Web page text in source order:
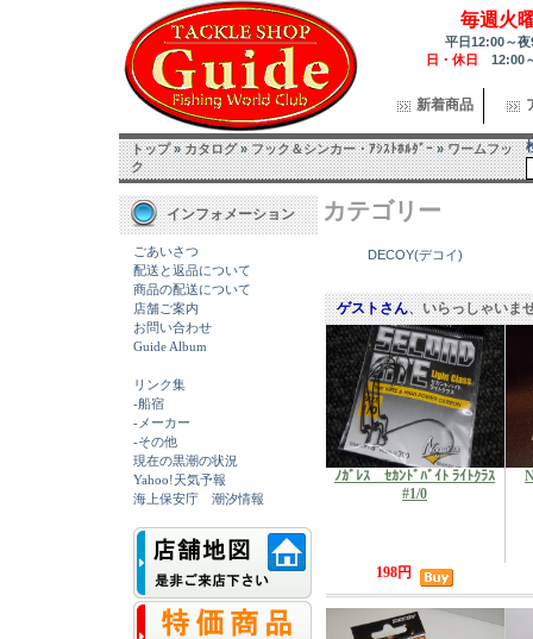
毎週火
平日12:00～
日・休日 12:00
新着商品
トップ»カタログ»フック＆シンカー・ｱｼｽﾄﾎﾙﾀﾞｰ»ワームフッ
ク
インフォメーション
ごあいさつ
配送と返品について
商品の配送について
店舗ご案内
お問い合わせ
Guide Album
リンク集
-船宿
-メーカー
-その他
現在の黒潮の状況
Yahoo!天気予報
海上保安庁 潮汐情報
カテゴリー
DECOY(デコイ)
ゲストさん、いらっしゃいま
ﾉｶﾞﾚｽ ｾｶﾝﾄﾞﾊﾞｲﾄ ﾗｲﾄｸﾗｽ
#1/0
198円